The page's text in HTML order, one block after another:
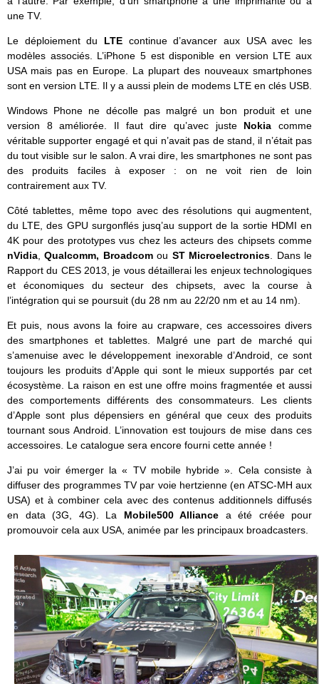
une TV.
Le déploiement du LTE continue d’avancer aux USA avec les
modèles associés. L’iPhone 5 est disponible en version LTE aux
USA mais pas en Europe. La plupart des nouveaux smartphones
sont en version LTE. Il y a aussi plein de modems LTE en clés USB.
Windows Phone ne décolle pas malgré un bon produit et une
version 8 améliorée. Il faut dire qu’avec juste Nokia comme
véritable supporter engagé et qui n’avait pas de stand, il n’était pas
du tout visible sur le salon. A vrai dire, les smartphones ne sont pas
des produits faciles à exposer : on ne voit rien de loin
contrairement aux TV.
Côté tablettes, même topo avec des résolutions qui augmentent,
du LTE, des GPU surgonflés jusq’au support de la sortie HDMI en
4K pour des prototypes vus chez les acteurs des chipsets comme
nVidia ,Qualcomm, Broadcomou ST Microelectronics . Dans le
Rapport du CES 2013, je vous détaillerai les enjeux technologiques
et économiques du secteur des chipsets, avec la course à
l’intégration qui se poursuit (du 28 nm au 22/20 nm et au 14 nm).
Et puis, nous avons la foire au crapware, ces accessoires divers
des smartphones et tablettes. Malgré une part de marché qui
s’amenuise avec le développement inexorable d’Android, ce sont
toujours les produits d’Apple qui sont le mieux supportés par cet
écosystème. La raison en est une offre moins fragmentée et aussi
des comportements différents des consommateurs. Les clients
d’Apple sont plus dépensiers en général que ceux des produits
tournant sous Android. L’innovation est toujours de mise dans ces
accessoires. Le catalogue sera encore fourni cette année !
J’ai pu voir émerger la « TV mobile hybride ». Cela consiste à
diffuser des programmes TV par voie hertzienne (en ATSC-MH aux
USA) et à combiner cela avec des contenus additionnels diffusés
en data (3G, 4G). La Mobile500 Alliance a été créée pour
promouvoir cela aux USA, animée par les principaux broadcasters.